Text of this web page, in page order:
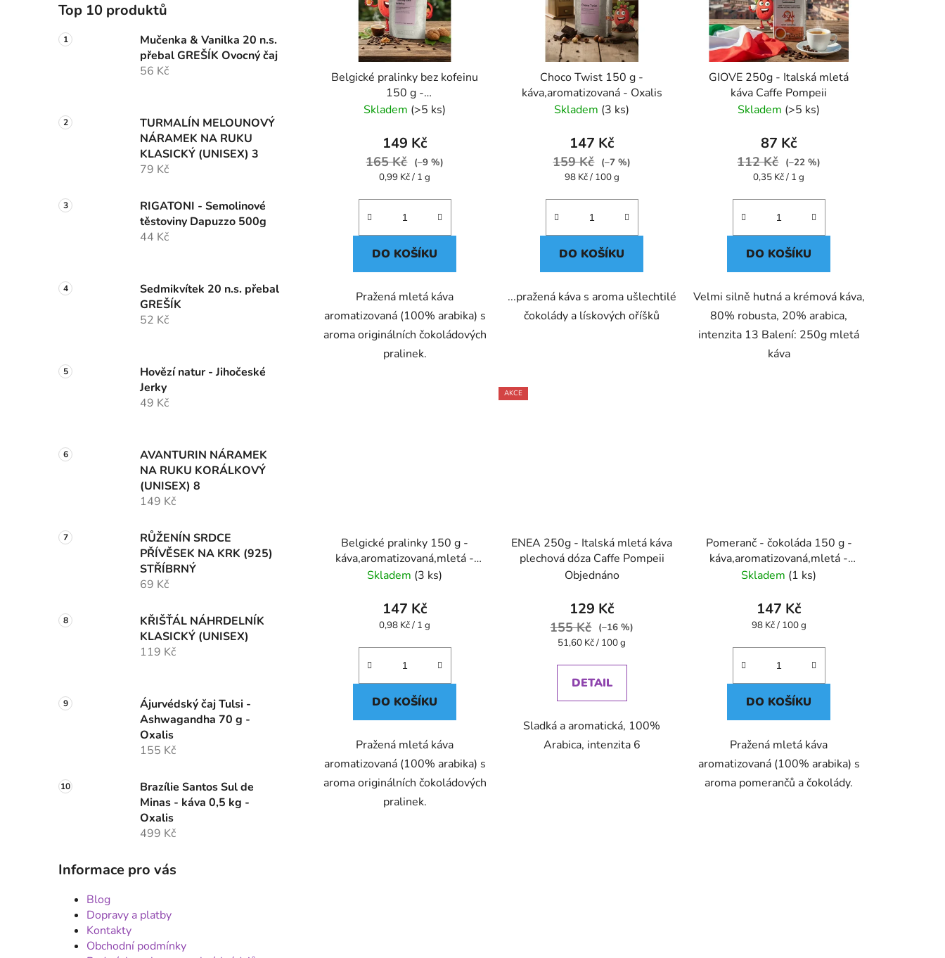
Top 10 produktů
Mučenka & Vanilka 20 n.s.
přebal GREŠÍK Ovocný čaj
56 Kč
TURMALÍN MELOUNOVÝ
NÁRAMEK NA RUKU
KLASICKÝ (UNISEX) 3
79 Kč
RIGATONI - Semolinové
těstoviny Dapuzzo 500g
44 Kč
Sedmikvítek 20 n.s. přebal
GREŠÍK
52 Kč
Hovězí natur - Jihočeské
Jerky
49 Kč
AVANTURIN NÁRAMEK
NA RUKU KORÁLKOVÝ
(UNISEX) 8
149 Kč
RŮŽENÍN SRDCE
PŘÍVĚSEK NA KRK (925)
STŘÍBRNÝ
69 Kč
KŘIŠŤÁL NÁHRDELNÍK
KLASICKÝ (UNISEX)
119 Kč
Ájurvédský čaj Tulsi -
Ashwagandha 70 g -
Oxalis
155 Kč
Brazílie Santos Sul de
Minas - káva 0,5 kg -
Oxalis
499 Kč
Informace pro vás
Blog
Dopravy a platby
Kontakty
Obchodní podmínky
Belgické pralinky bez kofeinu
150 g -
káva,aromatizovaná,mletá -
Skladem (>5 ks)
149 Kč
165 Kč (–9 %)
Měrná
0,99 Kč / 1 g
DO KOŠÍKU
Pražená mletá káva
aromatizovaná (100% arabika) s
aroma originálních čokoládových
pralinek.
Choco Twist 150 g -
káva,aromatizovaná - Oxalis
Skladem (3 ks)
147 Kč
159 Kč (–7 %)
Měrná
98 Kč / 100 g
DO KOŠÍKU
...pražená káva s aroma ušlechtilé
čokolády a lískových oříšků
GIOVE 250g - Italská mletá
káva Caffe Pompeii
Skladem (>5 ks)
87 Kč
112 Kč (–22 %)
Měrná
0,35 Kč / 1 g
DO KOŠÍKU
Velmi silně hutná a krémová káva,
80% robusta, 20% arabica,
intenzita 13 Balení: 250g mletá
káva
Belgické pralinky 150 g -
káva,aromatizovaná,mletá -
Oxalis
Skladem (3 ks)
147 Kč
Měrná
0,98 Kč / 1 g
DO KOŠÍKU
Pražená mletá káva
aromatizovaná (100% arabika) s
aroma originálních čokoládových
pralinek.
AKCE
ENEA 250g - Italská mletá káva
plechová dóza Caffe Pompeii
Objednáno
129 Kč
155 Kč (–16 %)
Měrná
51,60 Kč / 100 g
DETAIL
Sladká a aromatická, 100%
Arabica, intenzita 6
Pomeranč - čokoláda 150 g -
káva,aromatizovaná,mletá -
Oxalis
Skladem (1 ks)
147 Kč
Měrná
98 Kč / 100 g
DO KOŠÍKU
Pražená mletá káva
aromatizovaná (100% arabika) s
aroma pomerančů a čokolády.